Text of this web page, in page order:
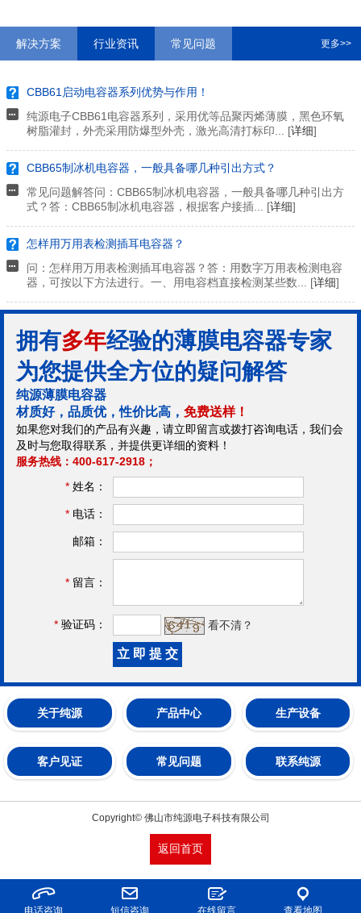
解决方案 行业资讯 常见问题 更多>>
CBB61启动电容器系列优势与作用！
纯源电子CBB61电容器系列，采用优等品聚丙烯薄膜，黑色环氧
树脂灌封，外壳采用防爆型外壳，激光高清打标印... [详细]
CBB65制冰机电容器，一般具备哪几种引出方式？
常见问题解答问：CBB65制冰机电容器，一般具备哪几种引出方
式？答：CBB65制冰机电容器，根据客户接插... [详细]
怎样用万用表检测插耳电容器？
问：怎样用万用表检测插耳电容器？答：用数字万用表检测电容
器，可按以下方法进行。一、用电容档直接检测某些数... [详细]
拥有多年经验的薄膜电容器专家
为您提供全方位的疑问解答
纯源薄膜电容器
材质好，品质优，性价比高， 免费送样！
如果您对我们的产品有兴趣，请立即留言或拨打咨询电话，我们会
及时与您取得联系，并提供更详细的资料！
服务热线：400-617-2918；
* 姓名：
* 电话：
邮箱：
* 留言：
* 验证码： 看不清？
关于纯源 产品中心 生产设备
客户见证 常见问题 联系纯源
Copyright© 佛山市纯源电子科技有限公司
返回首页
电话咨询 短信咨询 在线留言 查看地图